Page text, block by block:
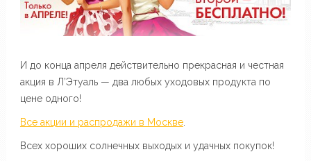
И до конца апреля действительно прекрасная и честная
акция в Л’Этуаль — два любых уходовых продукта по
цене одного!
Все акции и распродажи в Москве.
Всех хороших солнечных выходых и удачных покупок!